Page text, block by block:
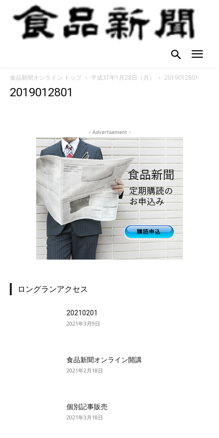
食品新聞オンライン トップ 平成31年1月28日（月） 2019012801
2019012801
- Advertisement -
ロングランアクセス
20210201
2021年3月9日
食品新聞オンライン開講
2021年2月18日
個別記事販売
2021年3月18日